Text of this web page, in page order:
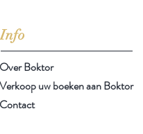
Info
Over Boktor
Verkoop uw boeken aan Boktor
Contact